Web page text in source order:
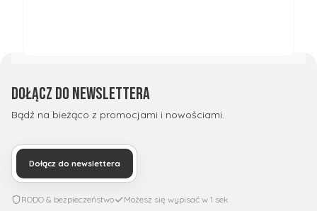
Dołącz do newslettera
Bądź na bieżąco z promocjami i nowościami.
Dołącz do newslettera
RODO & bezpieczeństwo Możesz się wypisać w 1 sek